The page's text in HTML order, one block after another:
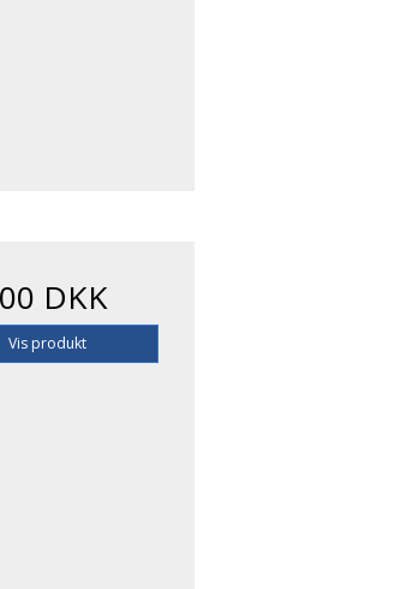
DKK
Vis produkt